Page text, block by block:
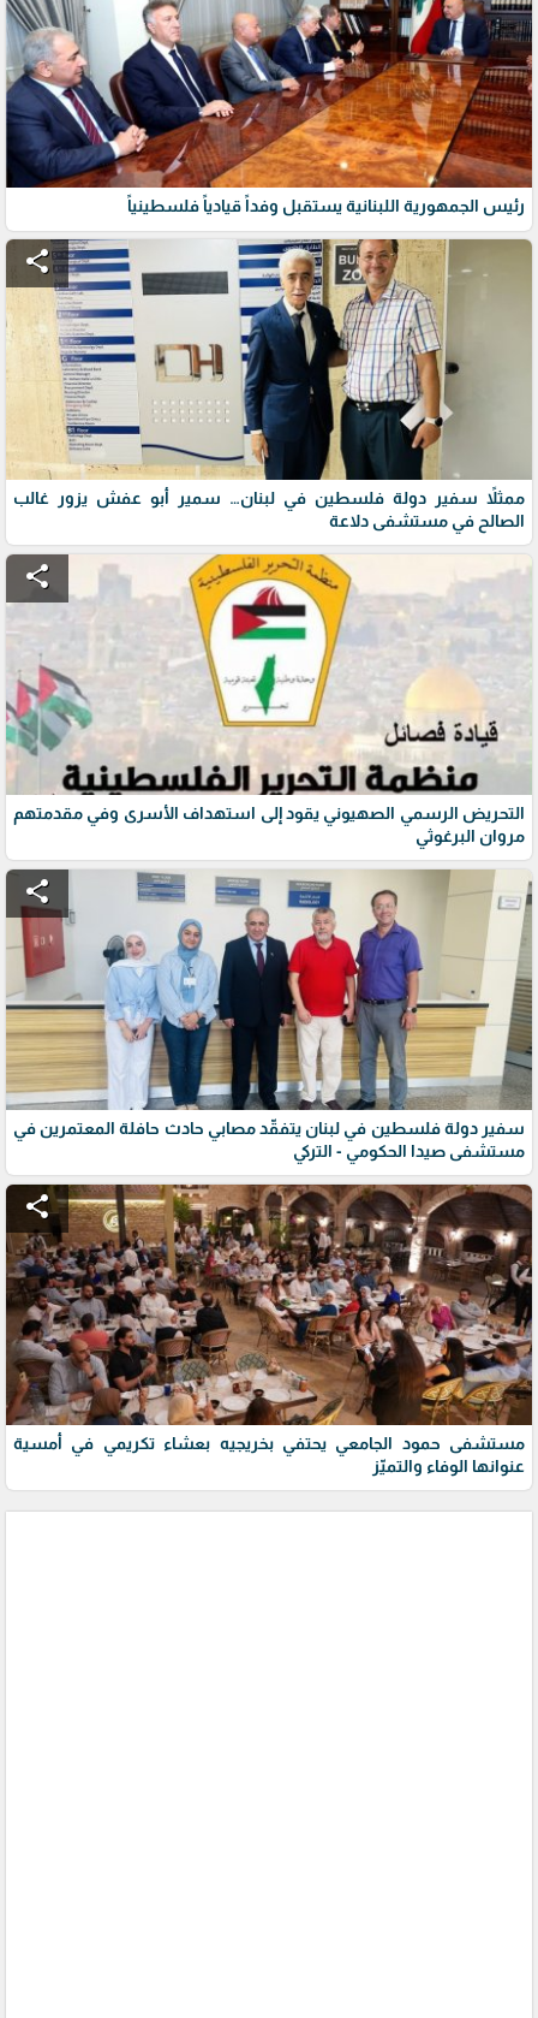
رئيس الجمهورية اللبنانية يستقبل وفداً قيادياً فلسطينياً
share
ممثلاً سفير دولة فلسطين في لبنان… سمير أبو عفش يزور غالب
الصالح في مستشفى دلاعة
share
التحريض الرسمي الصهيوني يقود إلى استهداف الأسرى وفي مقدمتهم
مروان البرغوثي
share
سفير دولة فلسطين في لبنان يتفقّد مصابي حادث حافلة المعتمرين في
مستشفى صيدا الحكومي - التركي
share
مستشفى حمود الجامعي يحتفي بخريجيه بعشاء تكريمي في أمسية
عنوانها الوفاء والتميّز